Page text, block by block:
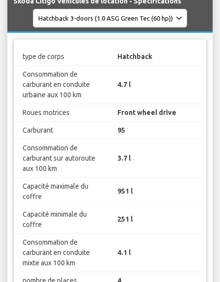
type de corps Hatchback
Consommation de
carburant en conduite
urbaine aux 100 km
4.7 l
Roues motrices Front wheel drive
Carburant 95
Consommation de
carburant sur autoroute
aux 100 km
3.7 l
Capacité maximale du
coffre
951 l
Capacité minimale du
coffre
251 l
Consommation de
carburant en conduite
mixte aux 100 km
4.1 l
nombre de places 4